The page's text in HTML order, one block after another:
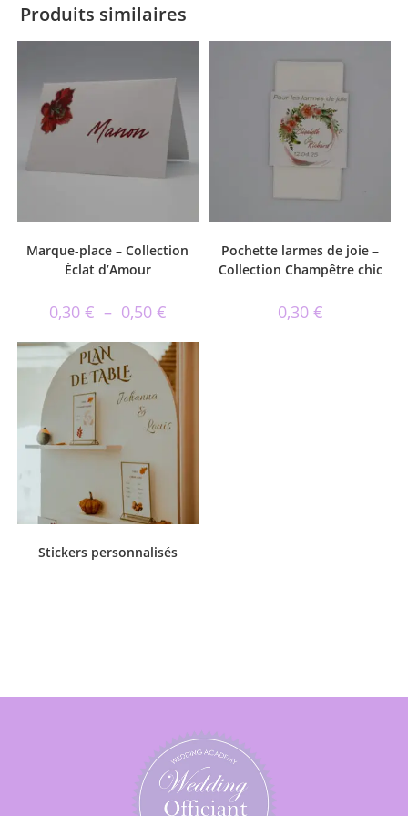
Produits similaires
Marque-place – Collection
Éclat d’Amour
0,30 € – 0,50 €
Pochette larmes de joie –
Collection Champêtre chic
0,30 €
Stickers personnalisés